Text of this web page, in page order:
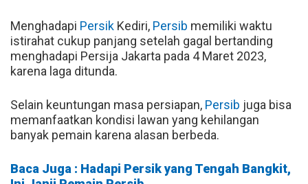
Menghadapi Persik Kediri, Persib memiliki waktu
istirahat cukup panjang setelah gagal bertanding
menghadapi Persija Jakarta pada 4 Maret 2023,
karena laga ditunda.
Selain keuntungan masa persiapan, Persib juga bisa
memanfaatkan kondisi lawan yang kehilangan
banyak pemain karena alasan berbeda.
Baca Juga : Hadapi Persik yang Tengah Bangkit,